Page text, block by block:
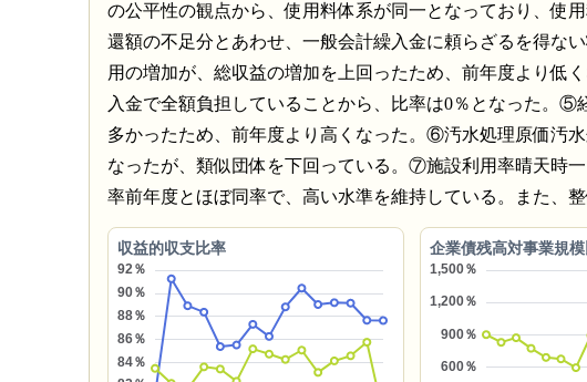
の公平性の観点から、使用料体系が同一となっており、使
還額の不足分とあわせ、一般会計繰入金に頼らざるを得な
用の増加が、総収益の増加を上回ったため、前年度より
入金で全額負担していることから、比率は0％となった。
多かったため、前年度より高くなった。⑥汚水処理原価汚
なったが、類似団体を下回っている。⑦施設利用率晴天時
率前年度とほぼ同率で、高い水準を維持している。また、
収益的収支比率 企業債残高対事業規